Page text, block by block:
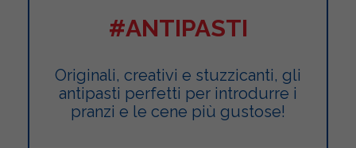
#ANTIPASTI
Originali, creativi e stuzzicanti, gli
antipasti perfetti per introdurre i
pranzi e le cene più gustose!